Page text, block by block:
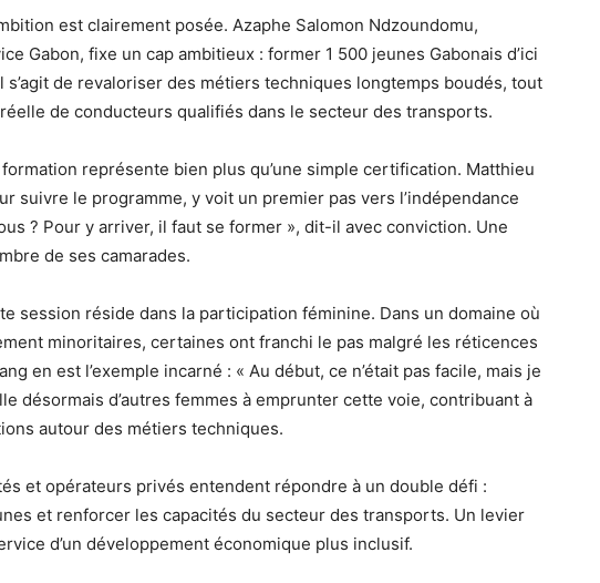
est clairement posée. Azaphe Salomon Ndzoundomu,
Gabon, fixe un cap ambitieux : former 1 500 jeunes Gabonais d’ici
de revaloriser des métiers techniques longtemps boudés, tout
de conducteurs qualifiés dans le secteur des transports.
représente bien plus qu’une simple certification. Matthieu
suivre le programme, y voit un premier pas vers l’indépendance
? Pour y arriver, il faut se former », dit-il avec conviction. Une
de ses camarades.
session réside dans la participation féminine. Dans un domaine où
minoritaires, certaines ont franchi le pas malgré les réticences
en est l’exemple incarné : « Au début, ce n’était pas facile, mais je
désormais d’autres femmes à emprunter cette voie, contribuant à
autour des métiers techniques.
et opérateurs privés entendent répondre à un double défi :
et renforcer les capacités du secteur des transports. Un levier
d’un développement économique plus inclusif.